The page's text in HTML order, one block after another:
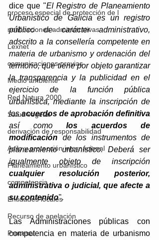
proceso especial de protección de l
notificaciones administrativas
Lexnet
comunicaciones previas
Medio ambiente
Red Natura 2000
Salud vegetal
derivación de responsabilidad
Asilo y protección internacional
Planeamiento urbanístico
competencia
Entidades locales
Recurso de apelación
Procesal
dice que "El Registro de Planeamiento
Urbanístico de Galicia es un registro
público de carácter administrativo,
adscrito a la consellería competente en
materia de urbanismo y ordenación del
territorio, que tiene por objeto garantizar
la transparencia y la publicidad en el
ejercicio de la función pública
urbanística, mediante la inscripción de
los
así como los acuerdos de
modificación de los instrumentos de
planeamiento urbanístico. Deberá ser
cualquier resolución posterior,
administrativa o judicial, que afecte a
su contenido".
Las Administraciones públicas con
competencia en materia de urbanismo